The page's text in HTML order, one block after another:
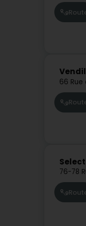
66
76-78